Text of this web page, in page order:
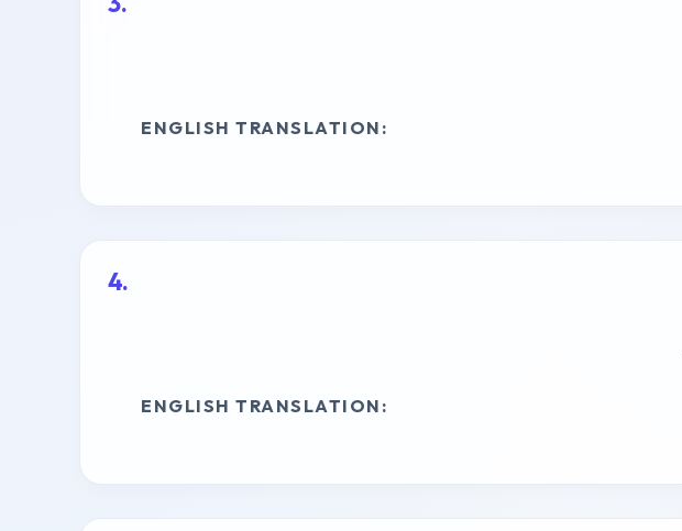
ENGLISH TRANSLATION:
ENGLISH TRANSLATION: